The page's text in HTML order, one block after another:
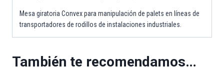
Mesa giratoria Convex para manipulación de palets en líneas de
transportadores de rodillos de instalaciones industriales.
También te recomendamos…